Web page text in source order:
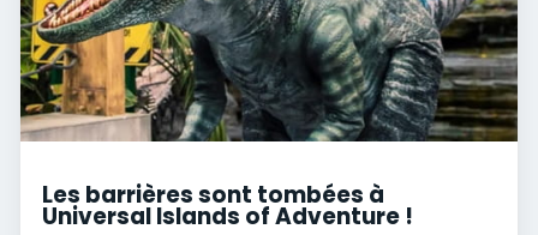
Les barrières sont tombées à
Universal Islands of Adventure !